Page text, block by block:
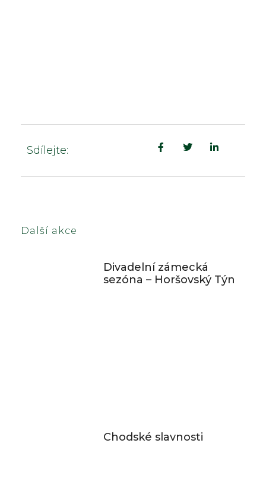
Sdílejte:
Další akce
Divadelní zámecká
sezóna – Horšovský Týn
Chodské slavnosti